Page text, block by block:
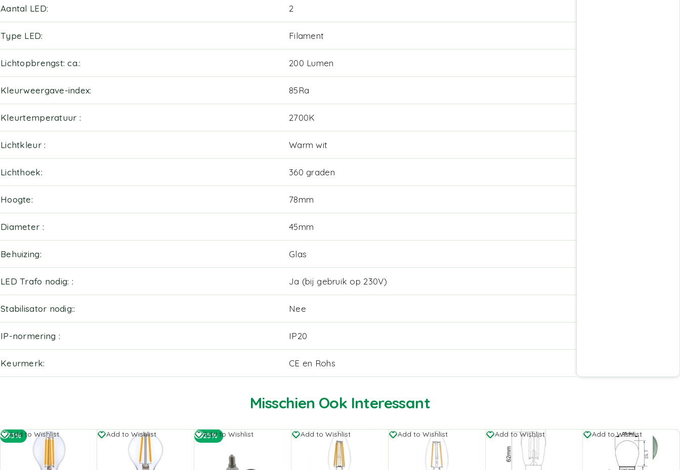
Aantal LED 2
Type LED Filament
Lichtopbrengst: ca. 200 Lumen
Kleurweergave-index 85Ra
Kleurtemperatuur 2700K
Lichtkleur Warm wit
Lichthoek 360 graden
Hoogte 78mm
Diameter 45mm
Behuizing Glas
LED Trafo nodig: Ja (bij gebruik op 230V)
Stabilisator nodig: Nee
IP-normering IP20
Keurmerk CE en Rohs
Misschien Ook Interessant
-13%
Add to Wishlist Add to Wishlist -25%
Add to Wishlist Add to Wishlist Add to Wishlist Add to Wishlist Add to Wishlist